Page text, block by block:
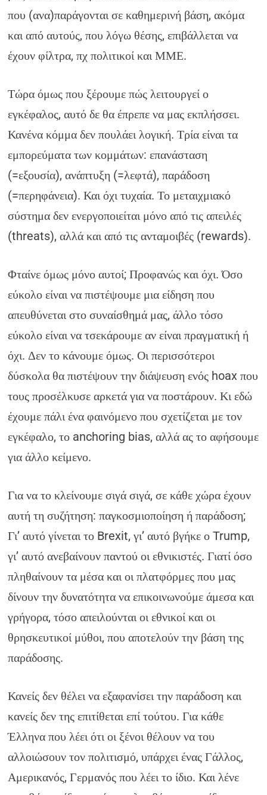
που (ανα)παράγονται σε καθημερινή βάση, ακόμα
και από αυτούς, που λόγω θέσης, επιβάλλεται να
έχουν φίλτρα, πχ πολιτικοί και ΜΜΕ.
Τώρα όμως που ξέρουμε πώς λειτουργεί ο
εγκέφαλος, αυτό δε θα έπρεπε να μας εκπλήσσει.
Κανένα κόμμα δεν πουλάει λογική. Τρία είναι τα
εμπορεύματα των κομμάτων: επανάσταση
(=εξουσία), ανάπτυξη (=λεφτά), παράδοση
(=περηφάνεια). Και όχι τυχαία. Το μεταιχμιακό
σύστημα δεν ενεργοποιείται μόνο από τις απειλές
(threats), αλλά και από τις ανταμοιβές (rewards).
Φταίνε όμως μόνο αυτοί; Προφανώς και όχι. Όσο
εύκολο είναι να πιστέψουμε μια είδηση που
απευθύνεται στο συναίσθημά μας, άλλο τόσο
εύκολο είναι να τσεκάρουμε αν είναι πραγματική ή
όχι. Δεν το κάνουμε όμως. Οι περισσότεροι
δύσκολα θα πιστέψουν την διάψευση ενός hoax που
τους προσέλκυσε αρκετά για να ποστάρουν. Κι εδώ
έχουμε πάλι ένα φαινόμενο που σχετίζεται με τον
εγκέφαλο, το anchoring bias, αλλά ας το αφήσουμε
για άλλο κείμενο.
Για να το κλείνουμε σιγά σιγά, σε κάθε χώρα έχουν
αυτή τη συζήτηση: παγκοσμιοποίηση ή παράδοση;
Γι’ αυτό γίνεται το Brexit, γι’ αυτό βγήκε ο Trump,
γι’ αυτό ανεβαίνουν παντού οι εθνικιστές. Γιατί όσο
πληθαίνουν τα μέσα και οι πλατφόρμες που μας
δίνουν την δυνατότητα να επικοινωνούμε άμεσα και
γρήγορα, τόσο απειλούνται οι εθνικοί και οι
θρησκευτικοί μύθοι, που αποτελούν την βάση της
παράδοσης.
Κανείς δεν θέλει να εξαφανίσει την παράδοση και
κανείς δεν της επιτίθεται επί τούτου. Για κάθε
Έλληνα που λέει ότι οι ξένοι θέλουν να του
αλλοιώσουν τον πολιτισμό, υπάρχει ένας Γάλλος,
Αμερικανός, Γερμανός που λέει το ίδιο. Και λένε